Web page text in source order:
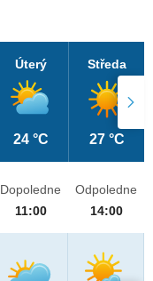
Úterý
24 °C
Středa
27 °C
Dopoledne
11:00
Odpoledne
14:00